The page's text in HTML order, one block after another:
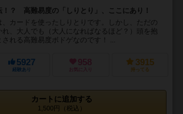
！？ 高難易度の「しりとり」、ここにあり！
、カードを使ったしりとりです。しかし、ただの
れ、大人でも（大人になればなるほど？）頭を抱
される高難易度ボドゲなのです！ ...
5927
経験あり
958
お気に入り
3915
持ってる
カートに追加する
1,500円（税込）